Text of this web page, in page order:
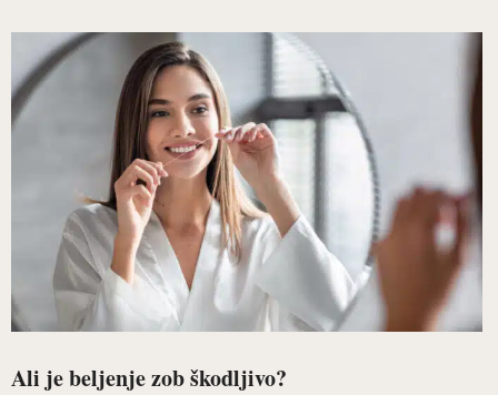
Ali je beljenje zob škodljivo?